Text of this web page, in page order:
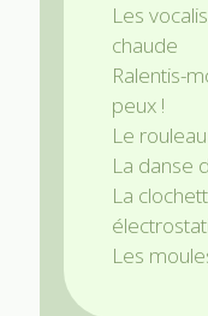
Les
chaude
Ralentis-
peux !
Le
La danse
La
Les